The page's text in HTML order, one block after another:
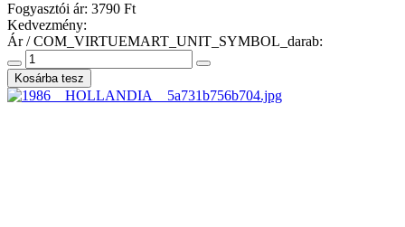
Fogyasztói ár: 3790 Ft
Kedvezmény:
Ár / COM_VIRTUEMART_UNIT_SYMBOL_darab: